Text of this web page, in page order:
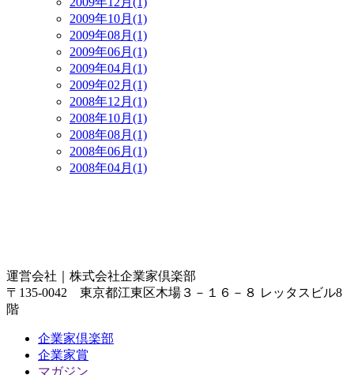
2009年10月(1)
2009年08月(1)
2009年06月(1)
2009年04月(1)
2009年02月(1)
2008年12月(1)
2008年10月(1)
2008年08月(1)
2008年06月(1)
2008年04月(1)
運営会社｜ 株式会社企業家倶楽部
〒135-0042 東京都江東区木場３－１６－８ レッタスビル8
階
企業家倶楽部
企業家賞
マガジン